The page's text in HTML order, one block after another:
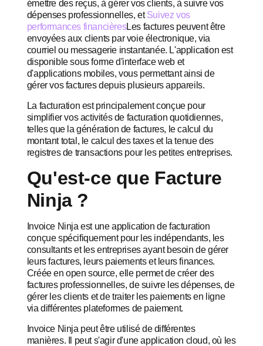
émettre des reçus, à gérer vos clients, à suivre vos
dépenses professionnelles, etSuivez vos
performances financièresLes factures peuvent être
envoyées aux clients par voie électronique, via
courriel ou messagerie instantanée. L'application est
disponible sous forme d'interface web et
d'applications mobiles, vous permettant ainsi de
gérer vos factures depuis plusieurs appareils.
La facturation est principalement conçue pour
simplifier vos activités de facturation quotidiennes,
telles que la génération de factures, le calcul du
montant total, le calcul des taxes et la tenue des
registres de transactions pour les petites entreprises.
Qu'est-ce que Facture
Ninja ?
Invoice Ninja est une application de facturation
conçue spécifiquement pour les indépendants, les
consultants et les entreprises ayant besoin de gérer
leurs factures, leurs paiements et leurs finances.
Créée en open source, elle permet de créer des
factures professionnelles, de suivre les dépenses, de
gérer les clients et de traiter les paiements en ligne
via différentes plateformes de paiement.
Invoice Ninja peut être utilisé de différentes
manières. Il peut s'agir d'une application cloud, où les